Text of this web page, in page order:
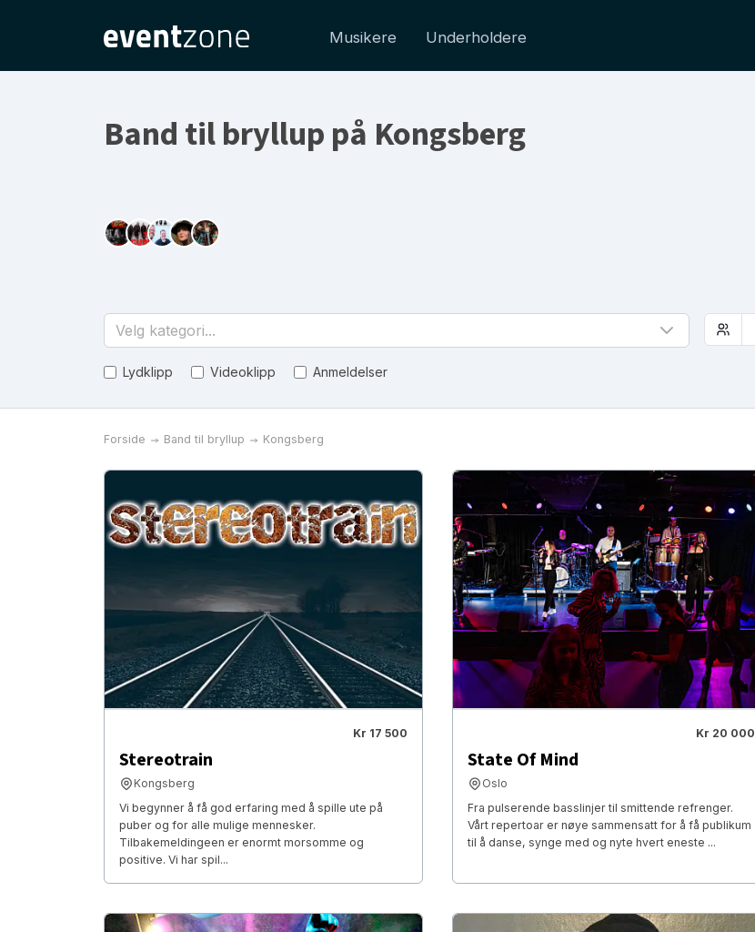
Musikere Underholdere
Band til bryllup på Kongsberg
Velg kategori...
Lydklipp Videoklipp Anmeldelser
Forside Band til bryllup Kongsberg
Kr 17 500
Stereotrain
Kongsberg
Vi begynner å få god erfaring med å spille ute på
puber og for alle mulige mennesker.
Tilbakemeldingeen er enormt morsomme og
positive. Vi har spil...
Kr 20 000
State Of Mind
Oslo
Fra pulserende basslinjer til smittende refrenger.
Vårt repertoar er nøye sammensatt for å få publikum
til å danse, synge med og nyte hvert eneste ...